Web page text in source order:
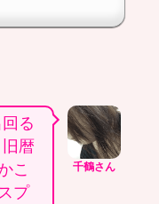
千鶴さん
る
暦
こ
プ